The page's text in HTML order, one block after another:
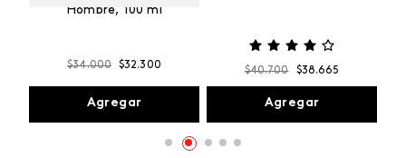
Hombre, 100 ml
$34.000 $32.300
Agregar
$40.700 $38.665
Agregar